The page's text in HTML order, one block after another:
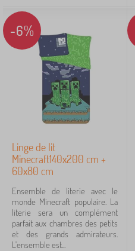
-6%
Linge de lit
Minecraft140x200 cm +
60x80 cm
Ensemble de literie avec le
monde Minecraft populaire. La
literie sera un complément
parfait aux chambres des petits
et des grands admirateurs.
L'ensemble est...